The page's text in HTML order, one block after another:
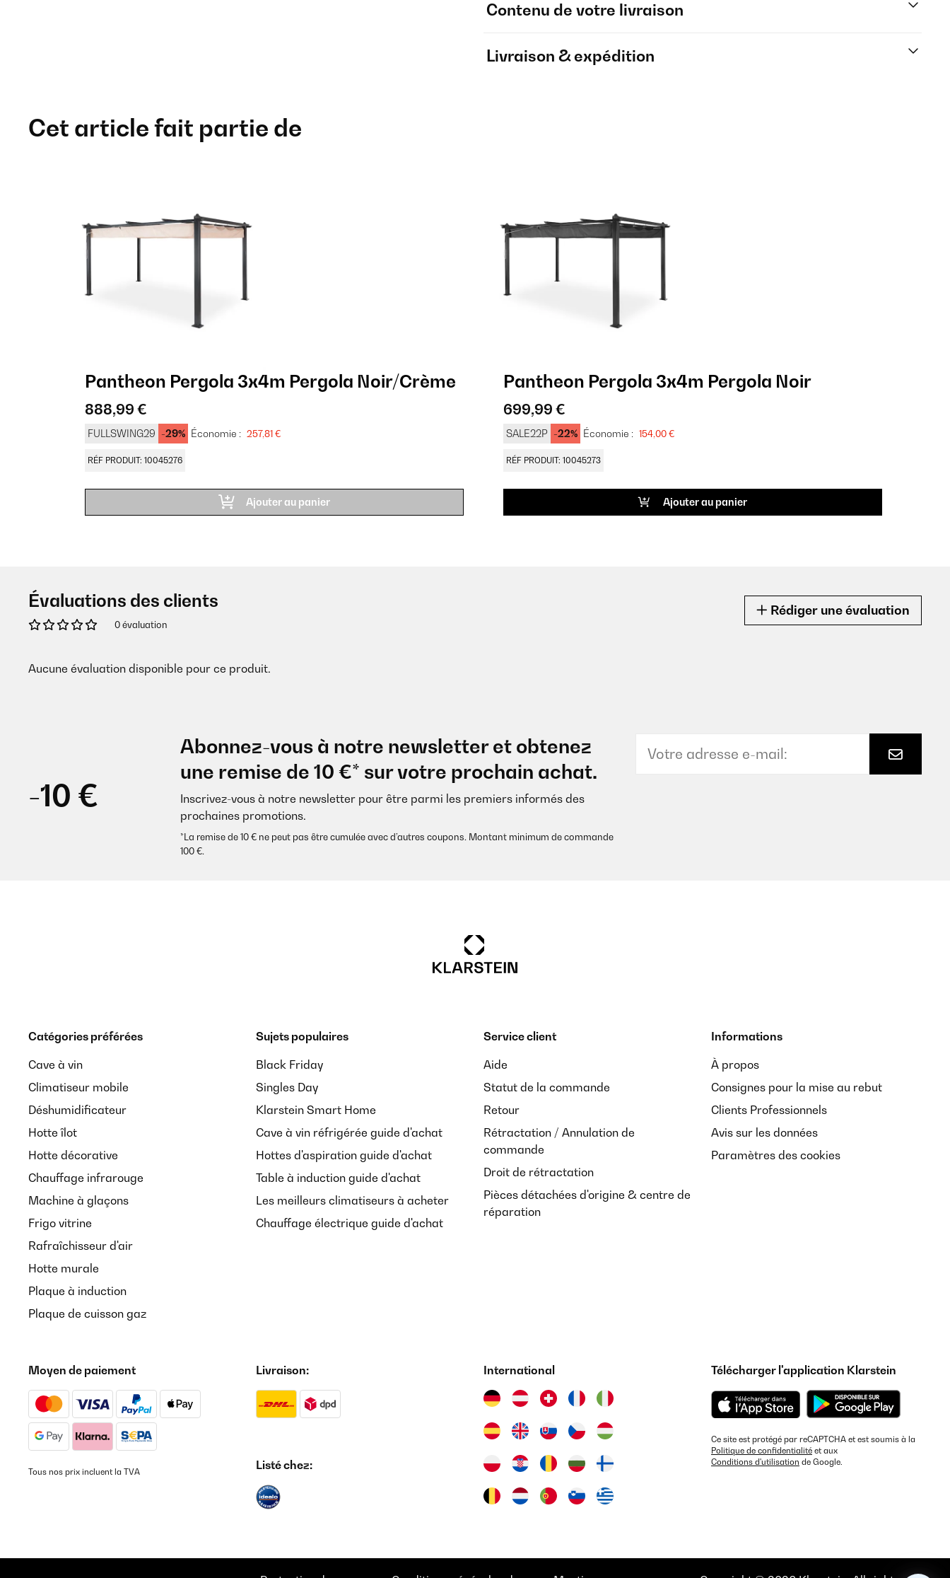
Contenu de votre livraison
Livraison & expédition
Cet article fait partie de
Pantheon Pergola 3x4m Pergola Noir/Crème
888,99 €
FULLSWING29 -29% Économie : 257,81 €
RÉF PRODUIT: 10045276
Ajouter au panier
Pantheon Pergola 3x4m Pergola Noir
699,99 €
SALE22P -22% Économie : 154,00 €
RÉF PRODUIT: 10045273
Ajouter au panier
Évaluations des clients
0 évaluation
Rédiger une évaluation
Aucune évaluation disponible pour ce produit.
-10 €
Abonnez-vous à notre newsletter et obtenez
une remise de 10 €* sur votre prochain achat.
Inscrivez-vous à notre newsletter pour être parmi les premiers informés des
prochaines promotions.
*La remise de 10 € ne peut pas être cumulée avec d’autres coupons. Montant minimum de commande
100 €.
Catégories préférées
Cave à vin
Climatiseur mobile
Déshumidificateur
Hotte îlot
Hotte décorative
Chauffage infrarouge
Machine à glaçons
Frigo vitrine
Rafraîchisseur d'air
Hotte murale
Plaque à induction
Plaque de cuisson gaz
Sujets populaires
Black Friday
Singles Day
Klarstein Smart Home
Cave à vin réfrigérée guide d'achat
Hottes d'aspiration guide d'achat
Table à induction guide d'achat
Les meilleurs climatiseurs à acheter
Chauffage électrique guide d'achat
Service client
Aide
Statut de la commande
Retour
Rétractation / Annulation de
commande
Droit de rétractation
Pièces détachées d'origine & centre de
réparation
Informations
À propos
Consignes pour la mise au rebut
Clients Professionnels
Avis sur les données
Paramètres des cookies
Moyen de paiement
Tous nos prix incluent la TVA
Livraison:
Listé chez:
International Télécharger l'application Klarstein
Ce site est protégé par reCAPTCHA et est soumis à la
Politique de confidentialité et aux
Conditions d'utilisation de Google.